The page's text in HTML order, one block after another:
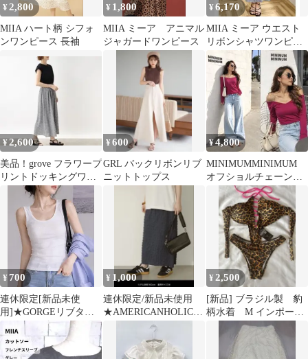
¥ 2,800
MIIA ハート柄 シフォ
ンワンピース 長袖
¥ 1,800
MIIA ミーア アニマル
ジャガードワンピース
¥6,170
MIIA ミーア ウエスト
リボンシャツワンピー
ス/チェック
¥2,600
美品！grove フラワープ
リントドッキングワン
ピース 花柄ワンピー
¥600
GRL バックリボンリブ
ニットトップス
¥4,800
MINIMUMMINIMUM
オフショルチェーンス
トラップ長袖カットソ
ー秋 韓国
¥ 700
連休限定[新品未使
用]★GORGEリブタン
クトップ ラウンドネ
ック白
¥ 1,000
連休限定/新品未使用
★AMERICANHOLICポ
コポコナロースカート
チャコール
¥2,500
[新品] ブラジル製 豹
柄水着 M インポート
ビキニ ヒョウ Maiô